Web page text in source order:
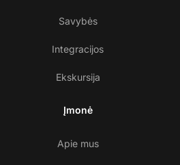
Savybės
Integracijos
Ekskursija
Įmonė
Apie mus